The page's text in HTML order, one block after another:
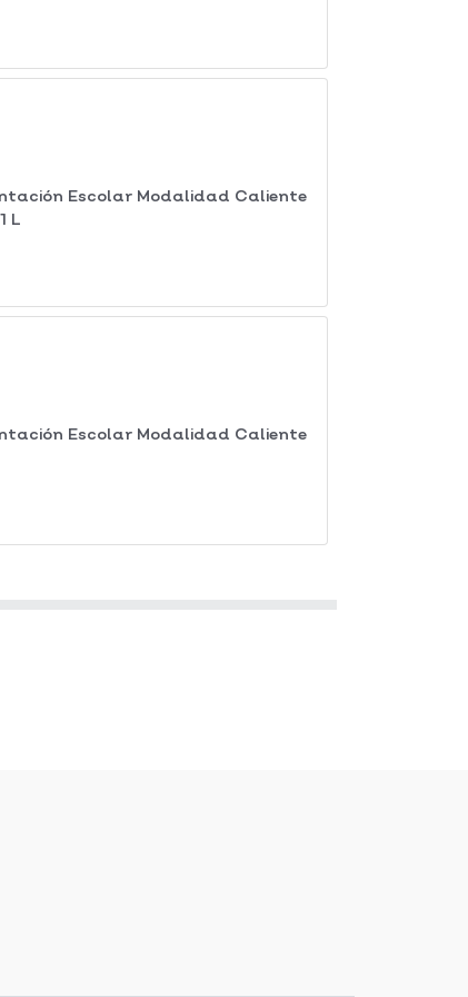
Escolar Modalidad Caliente
L
Escolar Modalidad Caliente